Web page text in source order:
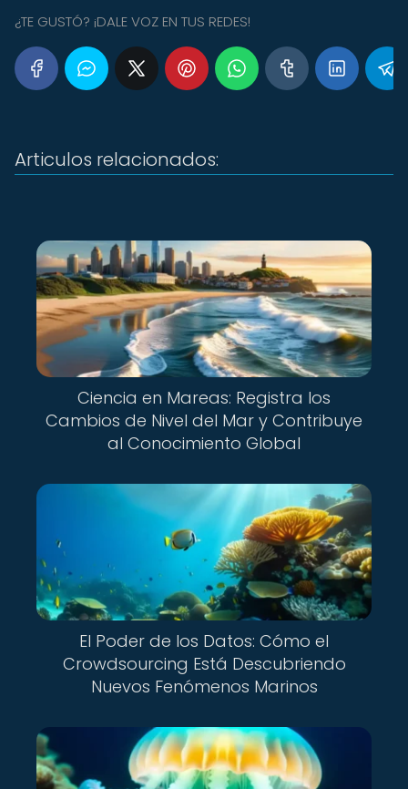
¿TE GUSTÓ? ¡DALE VOZ EN TUS REDES!
Articulos relacionados:
Ciencia en Mareas: Registra los
Cambios de Nivel del Mar y Contribuye
al Conocimiento Global
El Poder de los Datos: Cómo el
Crowdsourcing Está Descubriendo
Nuevos Fenómenos Marinos